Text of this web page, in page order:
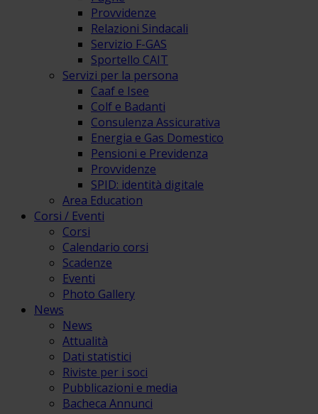
Provvidenze
Relazioni Sindacali
Servizio F-GAS
Sportello CAIT
Servizi per la persona
Caaf e Isee
Colf e Badanti
Consulenza Assicurativa
Energia e Gas Domestico
Pensioni e Previdenza
Provvidenze
SPID: identità digitale
Area Education
Corsi / Eventi
Corsi
Calendario corsi
Scadenze
Eventi
Photo Gallery
News
News
Attualità
Dati statistici
Riviste per i soci
Pubblicazioni e media
Bacheca Annunci